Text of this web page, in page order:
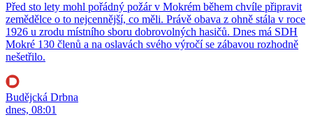
Před sto lety mohl pořádný požár v Mokrém během chvíle připravit
zemědělce o to nejcennější, co měli. Právě obava z ohně stála v roce
1926 u zrodu místního sboru dobrovolných hasičů. Dnes má SDH
Mokré 130 členů a na oslavách svého výročí se zábavou rozhodně
nešetřilo.
Budějcká Drbna
dnes, 08:01